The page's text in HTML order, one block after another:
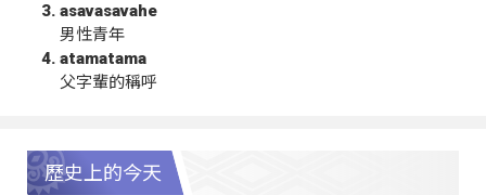
asavasavahe
男性青年
atamatama
父字輩的稱呼
歷史上的今天